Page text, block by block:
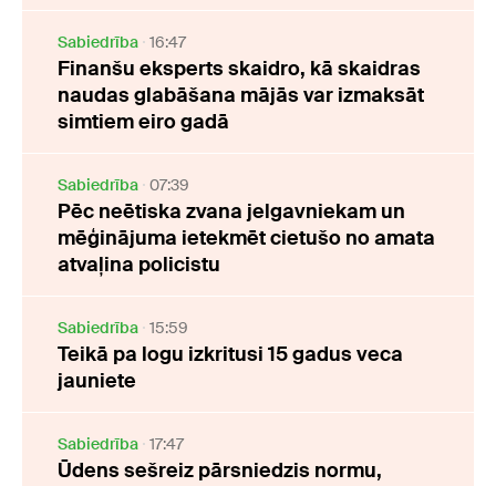
Sabiedrība 16:47
Finanšu eksperts skaidro, kā skaidras
naudas glabāšana mājās var izmaksāt
simtiem eiro gadā
Sabiedrība 07:39
Pēc neētiska zvana jelgavniekam un
mēģinājuma ietekmēt cietušo no amata
atvaļina policistu
Sabiedrība 15:59
Teikā pa logu izkritusi 15 gadus veca
jauniete
Sabiedrība 17:47
Ūdens sešreiz pārsniedzis normu,